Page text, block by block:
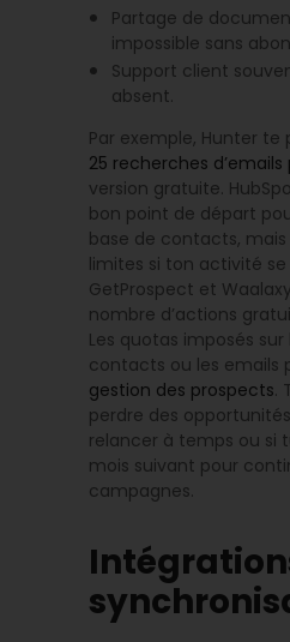
Partage de
impossible sans
Support client
absent.
Par exemple, Hunter
25 recherches d’emails
version gratuite.
bon point de départ
base de contacts,
limites si ton activité
GetProspect et
nombre d’actions
Les quotas imposés
contacts ou les emails
gestion des prospects.
perdre des
relancer à temps ou si
mois suivant pour
campagnes.